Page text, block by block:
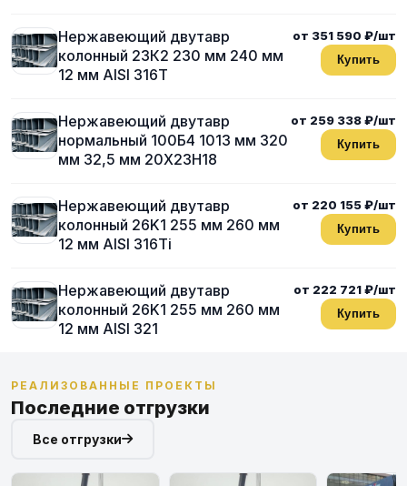
Нержавеющий двутавр
колонный 23К2 230 мм 240 мм
12 мм AISI 316T
от 351 590 ₽/шт
Купить
Нержавеющий двутавр
нормальный 100Б4 1013 мм 320
мм 32,5 мм 20Х23Н18
от 259 338 ₽/шт
Купить
Нержавеющий двутавр
колонный 26K1 255 мм 260 мм
12 мм AISI 316Ti
от 220 155 ₽/шт
Купить
Нержавеющий двутавр
колонный 26K1 255 мм 260 мм
12 мм AISI 321
от 222 721 ₽/шт
Купить
РЕАЛИЗОВАННЫЕ ПРОЕКТЫ
Последние отгрузки
Все отгрузки